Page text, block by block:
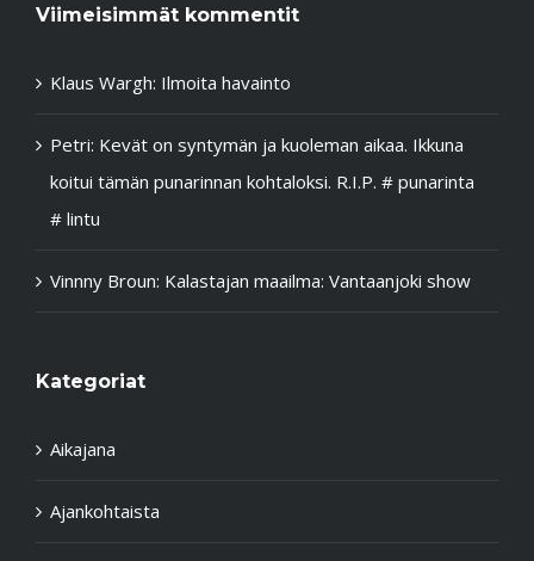
Viimeisimmät kommentit
Klaus Wargh: Ilmoita havainto
Petri: Kevät on syntymän ja kuoleman aikaa. Ikkuna
koitui tämän punarinnan kohtaloksi. R.I.P. # punarinta
# lintu
Vinnny Broun: Kalastajan maailma: Vantaanjoki show
Kategoriat
Aikajana
Ajankohtaista